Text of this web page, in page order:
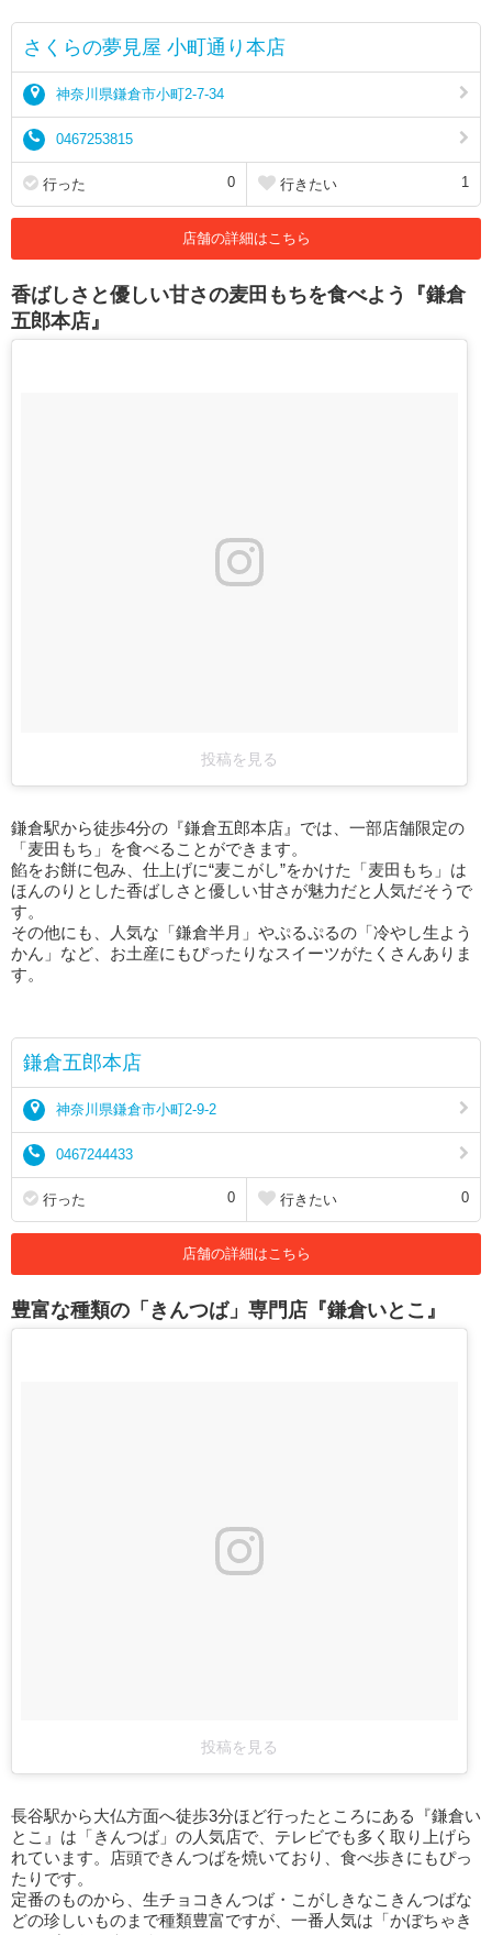
さくらの夢見屋 小町通り本店
神奈川県鎌倉市小町2-7-34
0467253815
行った 0 行きたい 1
店舗の詳細はこちら
香ばしさと優しい甘さの麦田もちを食べよう『鎌倉
五郎本店』
投稿を見る
鎌倉駅から徒歩4分の『鎌倉五郎本店』では、一部店舗限定の
「麦田もち」を食べることができます。
餡をお餅に包み、仕上げに“麦こがし”をかけた「麦田もち」は
ほんのりとした香ばしさと優しい甘さが魅力だと人気だそうで
す。
その他にも、人気な「鎌倉半月」やぷるぷるの「冷やし生よう
かん」など、お土産にもぴったりなスイーツがたくさんありま
す。
鎌倉五郎本店
神奈川県鎌倉市小町2-9-2
0467244433
行った 0 行きたい 0
店舗の詳細はこちら
豊富な種類の「きんつば」専門店『鎌倉いとこ』
投稿を見る
長谷駅から大仏方面へ徒歩3分ほど行ったところにある『鎌倉い
とこ』は「きんつば」の人気店で、テレビでも多く取り上げら
れています。店頭できんつばを焼いており、食べ歩きにもぴっ
たりです。
定番のものから、生チョコきんつば・こがしきなこきんつばな
どの珍しいものまで種類豊富ですが、一番人気は「かぼちゃき